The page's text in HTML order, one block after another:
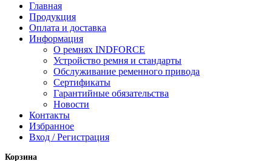
Главная
Продукция
Оплата и доставка
Информация
О ремнях INDFORCE
Устройство ремня и стандарты
Обслуживание ременного привода
Сертификаты
Гарантийные обязательства
Новости
Контакты
Избранное
Вход / Регистрация
Корзина